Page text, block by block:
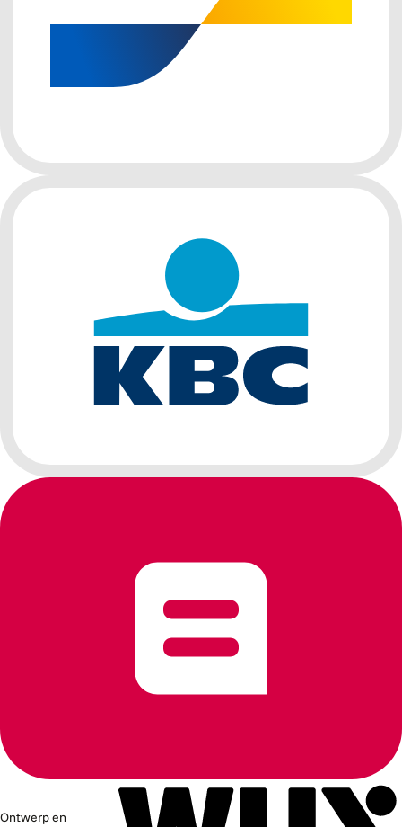
Ontwerp en